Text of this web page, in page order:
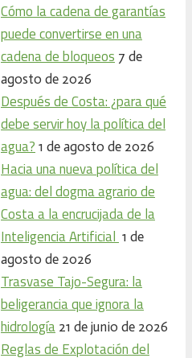
Cómo la cadena de garantías
puede convertirse en una
cadena de bloqueos 7 de
agosto de 2026
Después de Costa: ¿para qué
debe servir hoy la política del
agua? 1 de agosto de 2026
Hacia una nueva política del
agua: del dogma agrario de
Costa a la encrucijada de la
Inteligencia Artificial 1 de
agosto de 2026
Trasvase Tajo-Segura: la
beligerancia que ignora la
hidrología 21 de junio de 2026
Reglas de Explotación del